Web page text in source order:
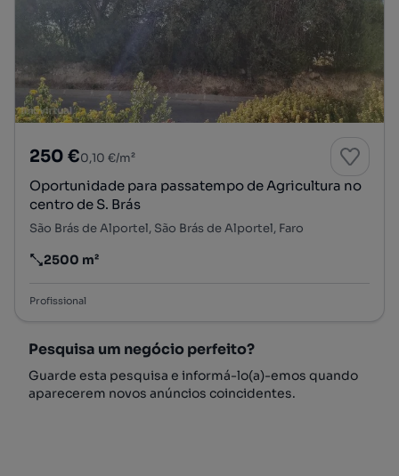
250 €0,10 €/m²
Oportunidade para passatempo de Agricultura no
centro de S. Brás
São Brás de Alportel, São Brás de Alportel, Faro
Preço por metro quadrado
2500 m²
Profissional
Pesquisa um negócio perfeito?
Guarde esta pesquisa e informá-lo(a)-emos quando
aparecerem novos anúncios coincidentes.